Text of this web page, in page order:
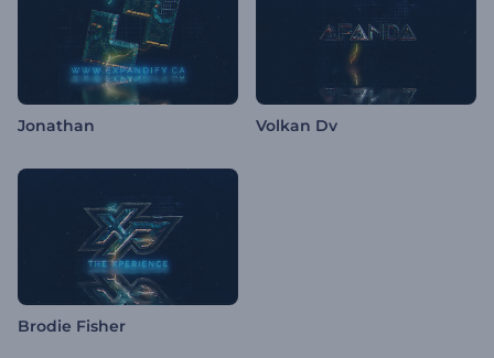
Jonathan Volkan Dv
Brodie Fisher